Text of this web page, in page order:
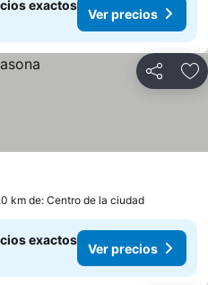
exactos
Ver precios
Compartir
km de: Centro de la ciudad
exactos
Ver precios